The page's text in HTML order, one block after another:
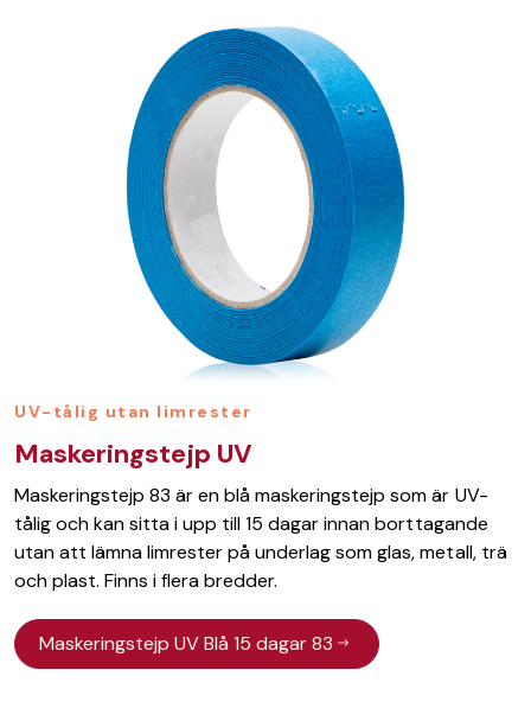
UV-tålig utan limrester
Maskeringstejp UV
Maskeringstejp 83 är en blå maskeringstejp som är UV-
tålig och kan sitta i upp till 15 dagar innan borttagande
utan att lämna limrester på underlag som glas, metall, trä
och plast. Finns i flera bredder.
Maskeringstejp UV Blå 15 dagar 83